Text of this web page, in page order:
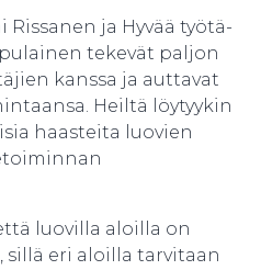
ja Hyvää työtä-
tekevät paljon
kanssa ja auttavat
Heiltä löytyykin
haasteita luovien
luovilla aloilla on
eri aloilla tarvitaan